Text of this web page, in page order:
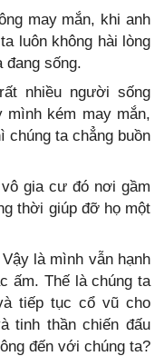
may mắn, khi anh
luôn không hài lòng
đang sống.
nhiều người sống
kém may mắn,
chúng ta chẳng buồn
gia cư đó nơi gầm
thời giúp đỡ họ một
là mình vẫn hạnh
ấm. Thế là chúng ta
tiếp tục cổ vũ cho
tinh thần chiến đấu
đến với chúng ta?